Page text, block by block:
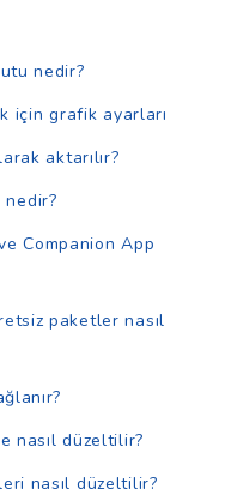
nedir?
için grafik ayarları
aktarılır?
nedir?
Companion App
paketler nasıl
nasıl düzeltilir?
nasıl düzeltilir?